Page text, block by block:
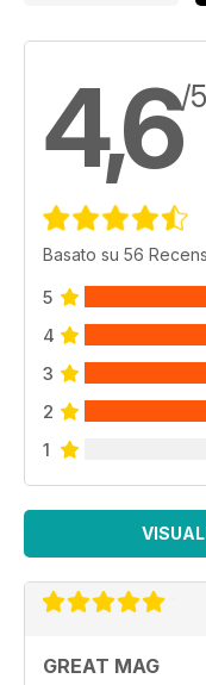
4,6/5
Basato su 56
5
4
3
2
1
GREAT MAG